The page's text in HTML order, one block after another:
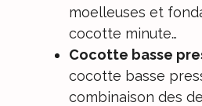
moelleuses et
cocotte minute…
Cocotte basse
cocotte basse
combinaison des